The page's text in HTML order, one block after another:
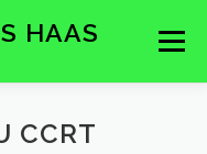
HAAS Menu
CONTACTS
CCRT